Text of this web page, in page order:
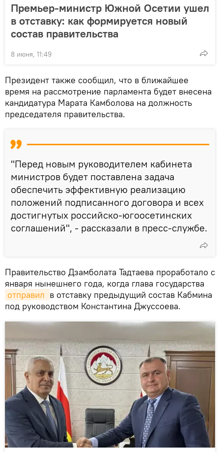
Премьер-министр Южной Осетии ушел
в отставку: как формируется новый
состав правительства
8 июня, 11:49
Президент также сообщил, что в ближайшее
время на рассмотрение парламента будет внесена
кандидатура Марата Камболова на должность
председателя правительства.
"Перед новым руководителем кабинета
министров будет поставлена задача
обеспечить эффективную реализацию
положений подписанного договора и всех
достигнутых российско-югоосетинских
соглашений", - рассказали в пресс-службе.⁣⁣
Правительство Дзамболата Тадтаева проработало с
января нынешнего года, когда глава государства
отправил в отставку предыдущий состав Кабмина
под руководством Константина Джуссоева.